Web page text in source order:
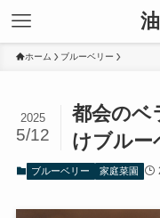
ホーム ブルーベリー
都会のベ
けブルー
2025
5/12
ブルーベリー 家庭菜園